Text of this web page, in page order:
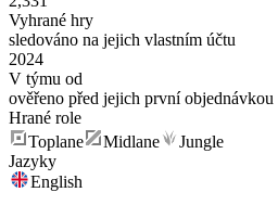
Vyhrané hry
sledováno na jejich vlastním účtu
2024
V týmu od
ověřeno před jejich první objednávkou
Hrané role
Toplane
Midlane
Jungle
Jazyky
English